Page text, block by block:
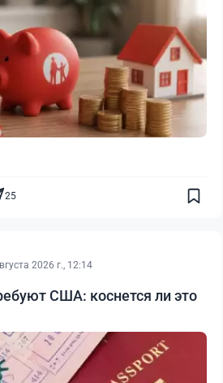
25
2026 г., 12:14
США: коснется ли это